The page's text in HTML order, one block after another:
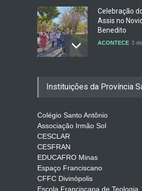
Celebração
Assis no
Benedito
ACONTECE 3
misericórdia
Instituições da Província
Colégio Santo Antônio
Associação Irmão Sol
CESCLAR
CESFRAN
EDUCAFRO Minas
Espaço Franciscano
CFFC Divinópolis
Escola Franciscana de Teologia